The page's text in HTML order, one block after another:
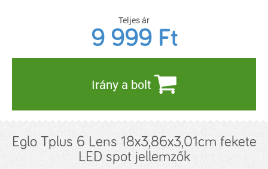
Teljes ár
9 999 Ft
Irány a bolt
Eglo Tplus 6 Lens 18x3,86x3,01cm fekete
LED spot jellemzők